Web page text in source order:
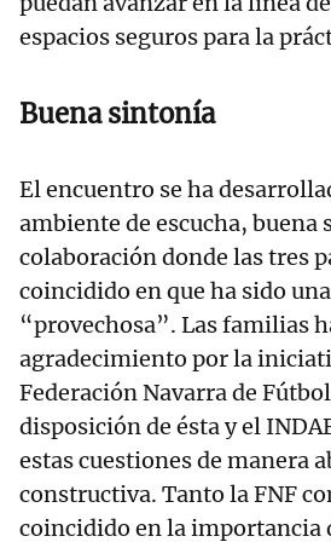
espacios seguros para la
Buena sintonía
El encuentro se ha
ambiente de escucha, buena
colaboración donde las tres
coincidido en que ha sido
“provechosa”. Las familias
agradecimiento por la
Federación Navarra de
disposición de ésta y el
estas cuestiones de manera
constructiva. Tanto la FNF
coincidido en la importancia